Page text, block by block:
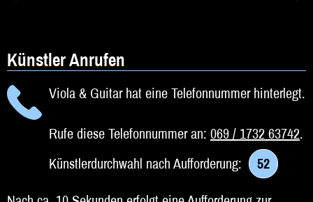
Künstler Anrufen
Viola & Guitar hat eine Telefonnummer hinterlegt.
Rufe diese Telefonnummer an: 069 / 1732 63742.
Künstlerdurchwahl nach Aufforderung:
52